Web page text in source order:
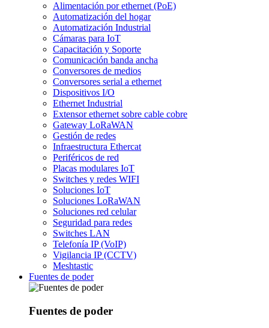
Alimentación por ethernet (PoE)
Automatización del hogar
Automatización Industrial
Cámaras para IoT
Capacitación y Soporte
Comunicación banda ancha
Conversores de medios
Conversores serial a ethernet
Dispositivos I/O
Ethernet Industrial
Extensor ethernet sobre cable cobre
Gateway LoRaWAN
Gestión de redes
Infraestructura Ethercat
Periféricos de red
Placas modulares IoT
Switches y redes WIFI
Soluciones IoT
Soluciones LoRaWAN
Soluciones red celular
Seguridad para redes
Switches LAN
Telefonía IP (VoIP)
Vigilancia IP (CCTV)
Meshtastic
Fuentes de poder
Fuentes de poder